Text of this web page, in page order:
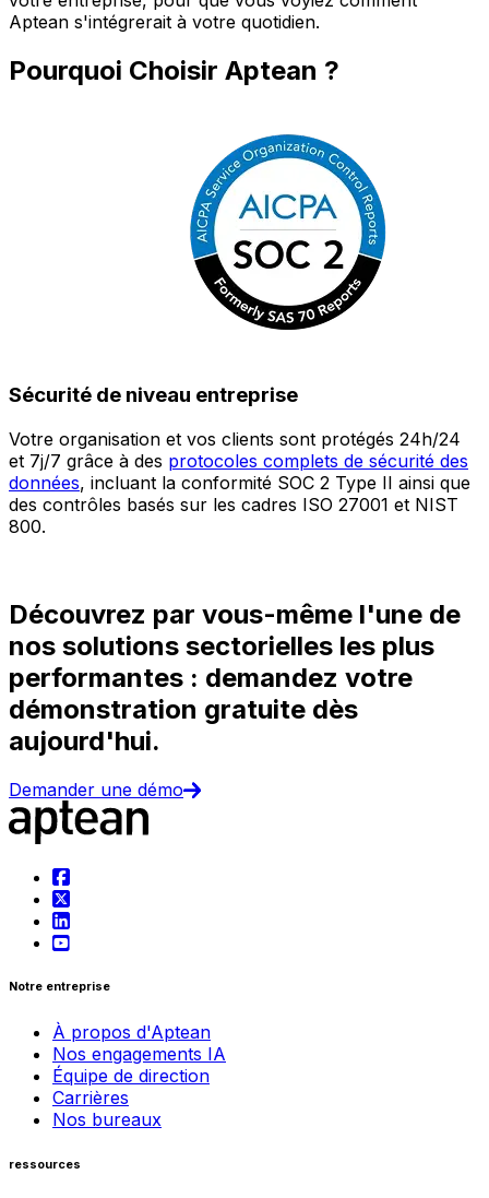
Aptean s'intégrerait à votre quotidien.
Pourquoi Choisir Aptean ?
Sécurité de niveau entreprise
Votre organisation et vos clients sont protégés 24h/24
et 7j/7 grâce à des protocoles complets de sécurité des
données, incluant la conformité SOC 2 Type II ainsi que
des contrôles basés sur les cadres ISO 27001 et NIST
800.
Découvrez par vous-même l'une de
nos solutions sectorielles les plus
performantes : demandez votre
démonstration gratuite dès
aujourd'hui.
Demander une démo
Notre entreprise
À propos d'Aptean
Nos engagements IA
Équipe de direction
Carrières
Nos bureaux
ressources